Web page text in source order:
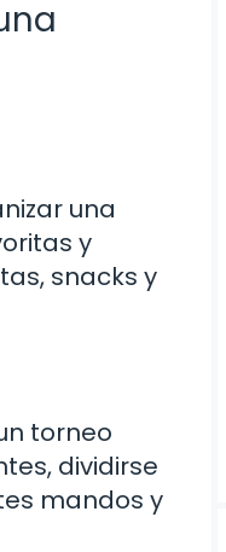
una
y
snacks y
torneo
dividirse
mandos y